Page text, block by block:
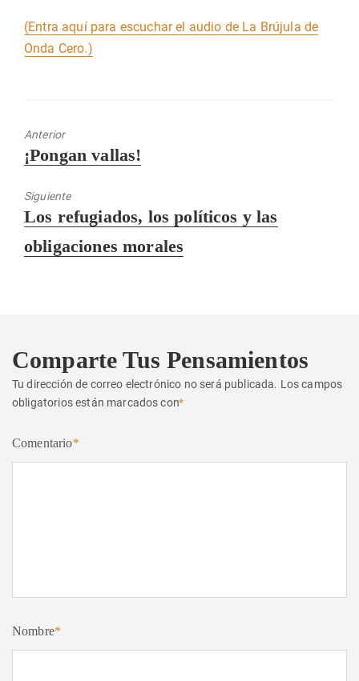
(Entra aquí para escuchar el audio de La Brújula de
Onda Cero.)
Anterior
Entrada
¡Pongan vallas!
Siguiente
Entrada
Los refugiados, los políticos y las
obligaciones morales
Comparte Tus Pensamientos
Tu dirección de correo electrónico no será publicada. Los campos
obligatorios están marcados con*
Comentario*
Nombre*